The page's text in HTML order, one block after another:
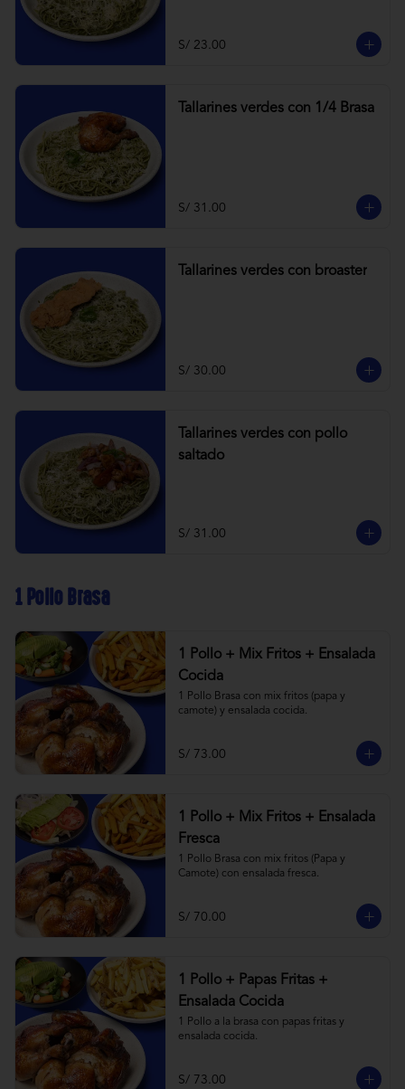
S/ 23.00
Tallarines verdes con 1/4 Brasa
S/ 31.00
Tallarines verdes con broaster
S/ 30.00
Tallarines verdes con pollo
saltado
S/ 31.00
1 Pollo Brasa
1 Pollo + Mix Fritos + Ensalada
Cocida
1 Pollo Brasa con mix fritos (papa y
camote) y ensalada cocida.
S/ 73.00
1 Pollo + Mix Fritos + Ensalada
Fresca
1 Pollo Brasa con mix fritos (Papa y
Camote) con ensalada fresca.
S/ 70.00
1 Pollo + Papas Fritas +
Ensalada Cocida
1 Pollo a la brasa con papas fritas y
ensalada cocida.
S/ 73.00